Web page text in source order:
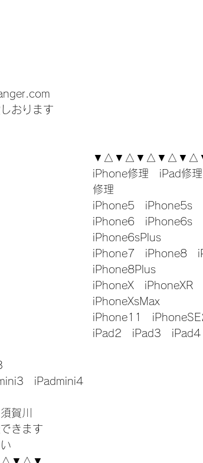
おります
iPhone修理　iPad修
修理
iPhone5　iPhone5s
iPhone6　iPhone6s
iPhone6sPlus
iPhone7　iPhone8
iPhone8Plus
iPhoneX　iPhoneXR
iPhoneXsMax
iPhone11　
iPad2　iPad3　
　iPadmini4
賀川
きます